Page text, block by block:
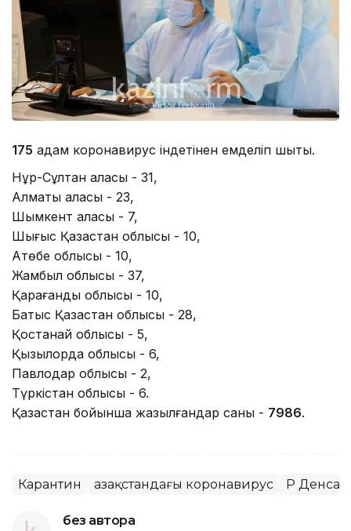
175 адам коронавирус індетінен емделіп шықты.
Нұр-Сұлтан қаласы - 31,
Алматы қаласы - 23,
Шымкент қаласы - 7,
Шығыс Қазақстан облысы - 10,
Ақтөбе облысы - 10,
Жамбыл облысы - 37,
Қарағанды ​​облысы - 10,
Батыс Қазақстан облысы - 28,
Қостанай облысы - 5,
Қызылорда облысы - 6,
Павлодар облысы - 2,
Түркістан облысы - 6.
Қазақстан бойынша жазылғандар саны - 7986.
Карантин Қазақстандағы коронавирус ҚР
без автора